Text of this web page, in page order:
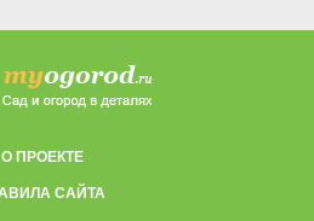
О ПРОЕКТЕ
САЙТА